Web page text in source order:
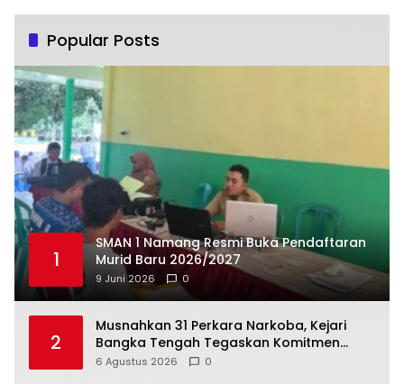
Popular Posts
1
SMAN 1 Namang Resmi Buka Pendaftaran
Murid Baru 2026/2027
9 Juni 2026 0
2
Musnahkan 31 Perkara Narkoba, Kejari
Bangka Tengah Tegaskan Komitmen
Berantas Kejahatan Hingga Tuntas
6 Agustus 2026 0